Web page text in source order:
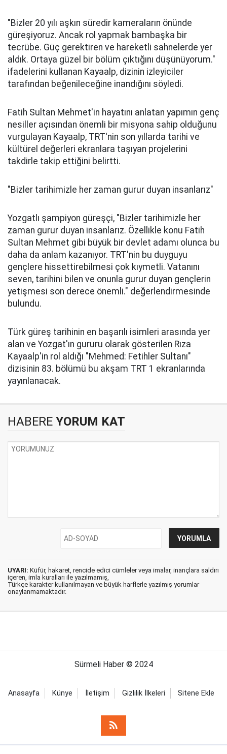
"Bizler 20 yılı aşkın süredir kameraların önünde
güreşiyoruz. Ancak rol yapmak bambaşka bir
tecrübe. Güç gerektiren ve hareketli sahnelerde yer
aldık. Ortaya güzel bir bölüm çıktığını düşünüyorum."
ifadelerini kullanan Kayaalp, dizinin izleyiciler
tarafından beğenileceğine inandığını söyledi.
Fatih Sultan Mehmet'in hayatını anlatan yapımın genç
nesiller açısından önemli bir misyona sahip olduğunu
vurgulayan Kayaalp, TRT'nin son yıllarda tarihi ve
kültürel değerleri ekranlara taşıyan projelerini
takdirle takip ettiğini belirtti.
"Bizler tarihimizle her zaman gurur duyan insanlarız"
Yozgatlı şampiyon güreşçi, "Bizler tarihimizle her
zaman gurur duyan insanlarız. Özellikle konu Fatih
Sultan Mehmet gibi büyük bir devlet adamı olunca bu
daha da anlam kazanıyor. TRT'nin bu duyguyu
gençlere hissettirebilmesi çok kıymetli. Vatanını
seven, tarihini bilen ve onunla gurur duyan gençlerin
yetişmesi son derece önemli." değerlendirmesinde
bulundu.
Türk güreş tarihinin en başarılı isimleri arasında yer
alan ve Yozgat'ın gururu olarak gösterilen Rıza
Kayaalp'in rol aldığı "Mehmed: Fetihler Sultanı"
dizisinin 83. bölümü bu akşam TRT 1 ekranlarında
yayınlanacak.
HABERE YORUM KAT
UYARI: Küfür, hakaret, rencide edici cümleler veya imalar, inançlara saldırı
içeren, imla kuralları ile yazılmamış,
Türkçe karakter kullanılmayan ve büyük harflerle yazılmış yorumlar
onaylanmamaktadır.
Sürmeli Haber © 2024
Anasayfa Künye İletişim Gizlilik İlkeleri Sitene Ekle